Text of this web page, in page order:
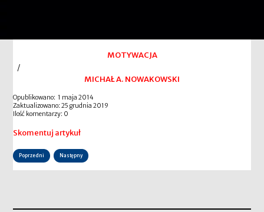
MOTYWACJA
/
MICHAŁ A. NOWAKOWSKI
Opublikowano: 1 maja 2014
Zaktualizowano: 25 grudnia 2019
Ilość komentarzy: 0
Skomentuj artykuł
Poprzedni Następny